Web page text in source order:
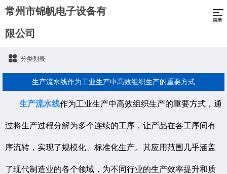
常州市锦帆电子设备有
限公司
分类列表
生产流水线作为工业生产中高效组织生产的重要方式
生产流水线作为工业生产中高效组织生产的重要方式，通
过将生产过程分解为多个连续的工序，让产品在各工序间有
序流转，实现了规模化、标准化生产。其应用范围几乎涵盖
了现代制造业的各个领域，为不同行业的生产效率提升和质